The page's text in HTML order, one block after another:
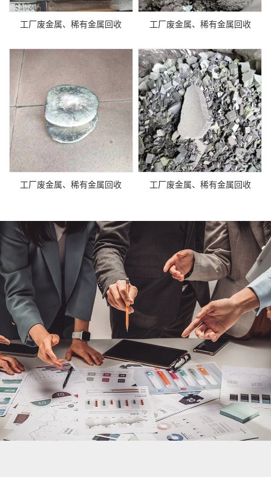
工厂废金属、稀有金属回收 工厂废金属、稀有金属回收
工厂废金属、稀有金属回收 工厂废金属、稀有金属回收